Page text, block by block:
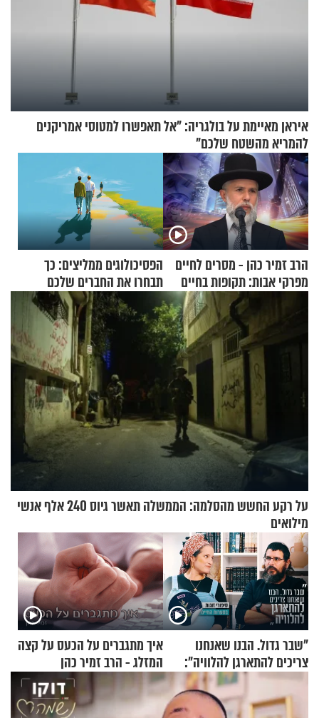
איראן מאיימת על בולגריה: "אל תאפשרו למטוסי אמריקנים
להמריא מהשטח שלכם"
הרב זמיר כהן - מסרים לחיים
מפרקי אבות: תקופות בחיים
הפסיכולוגים ממליצים: כך
תבחרו את החברים שלכם
בחיים
על רקע החשש מהסלמה: הממשלה תאשר גיוס 240 אלף אנשי
מילואים
"שבר גדול. הבנו שאנחנו
צריכים להתארגן להלוויה":
זוגיות במבחן, הפעם עם מרים
וגד דנינו
איך מתגברים על הכעס על קצה
המזלג - הרב זמיר כהן